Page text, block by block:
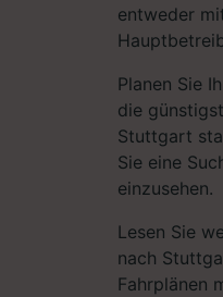
entweder
Planen Sie
die
Stuttgart
Sie eine
einzusehen.
Lesen Sie
nach
Fahrplänen